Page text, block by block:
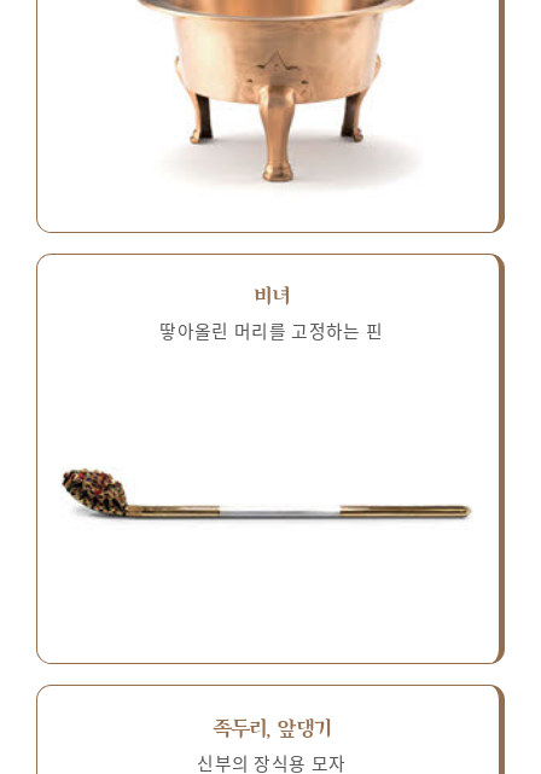
비녀
땋아올린 머리를 고정하는 핀
족두리, 앞댕기
신부의 장식용 모자